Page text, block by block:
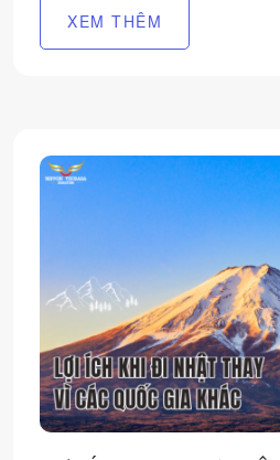
XEM THÊM